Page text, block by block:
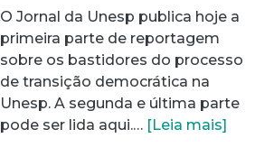
O Jornal da Unesp publica hoje a
primeira parte de reportagem
sobre os bastidores do processo
de transição democrática na
Unesp. A segunda e última parte
pode ser lida aqui.… [Leia mais]